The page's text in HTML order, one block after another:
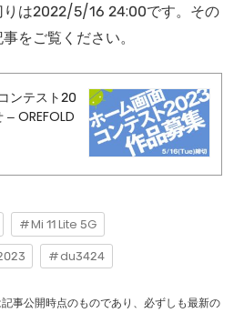
りは2022/5/16 24:00です。その
をご覧ください。
ンテスト20
OREFOLD
Mi 11 Lite 5G
du3424
事公開時点のものであり、必ずしも最新の